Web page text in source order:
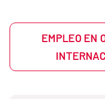
impacto global.
ActualmenteEMPLEO EN